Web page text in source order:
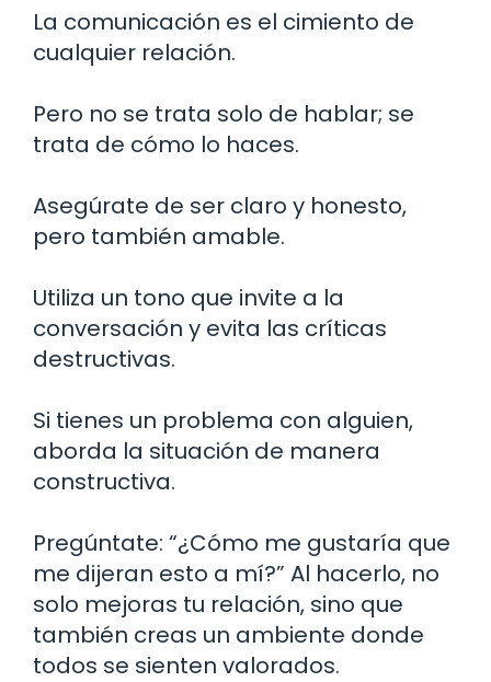
La comunicación es el cimiento de
cualquier relación.
Pero no se trata solo de hablar; se
trata de cómo lo haces.
Asegúrate de ser claro y honesto,
pero también amable.
Utiliza un tono que invite a la
conversación y evita las críticas
destructivas.
Si tienes un problema con alguien,
aborda la situación de manera
constructiva.
Pregúntate: “¿Cómo me gustaría que
me dijeran esto a mí?” Al hacerlo, no
solo mejoras tu relación, sino que
también creas un ambiente donde
todos se sienten valorados.